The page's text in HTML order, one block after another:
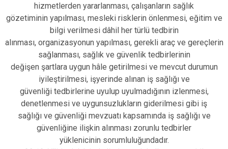
hizmetlerden yararlanması, çalışanların sağlık
gözetiminin yapılması, mesleki risklerin önlenmesi, eğitim ve
bilgi verilmesi dâhil her türlü tedbirin
alınması, organizasyonun yapılması, gerekli araç ve gereçlerin
sağlanması, sağlık ve güvenlik tedbirlerinin
değişen şartlara uygun hâle getirilmesi ve mevcut durumun
iyileştirilmesi, işyerinde alınan iş sağlığı ve
güvenliği tedbirlerine uyulup uyulmadığının izlenmesi,
denetlenmesi ve uygunsuzlukların giderilmesi gibi iş
sağlığı ve güvenliği mevzuatı kapsamında iş sağlığı ve
güvenliğine ilişkin alınması zorunlu tedbirler
yüklenicinin sorumluluğundadır.